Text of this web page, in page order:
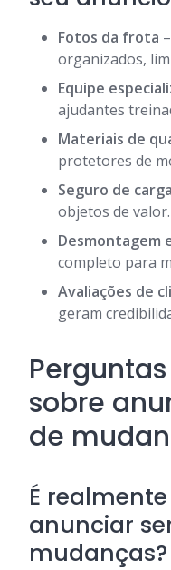
Fotos da frota
organizados,
Equipe
ajudantes
Materiais de
protetores de
Seguro de carga
objetos de valor.
Desmontagem
completo para
Avaliações de
geram
sobre
de
É
anunciar
mudanças?